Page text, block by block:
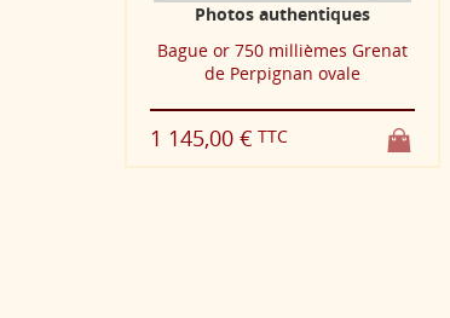
Photos authentiques
Bague or 750 millièmes Grenat
de Perpignan ovale
1 145,00 € TTC